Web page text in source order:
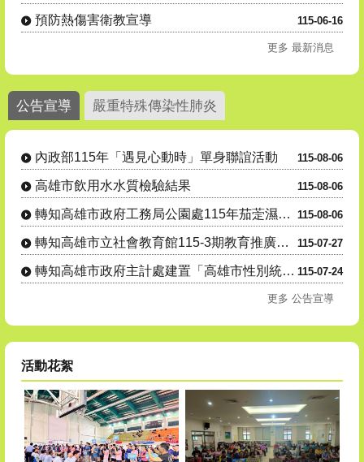
115-06-16
預防熱傷害衛教宣導
更多 最新消息
公告宣導 嚴重特殊傳染性肺炎
115-08-06
內政部115年「遇見心動時」單身聯誼活動
115-08-06
高雄市飲用水水質檢驗結果
115-08-06
轉知高雄市政府工務局公園處115年茄萣濕地志工(隊)招募
115-07-27
轉知高雄市立社會教育館115-3期教育推廣班自115年8月1....
115-07-24
轉知高雄市政府主計處建置「高雄市性別統計視覺化查詢平臺」，歡....
更多 公告宣導
活動花絮